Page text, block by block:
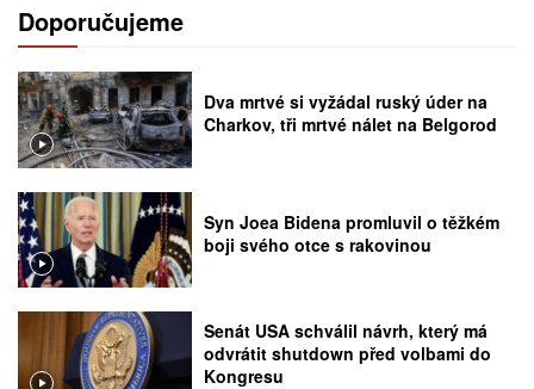
Doporučujeme
Dva mrtvé si vyžádal ruský úder na
Charkov, tři mrtvé nálet na Belgorod
Syn Joea Bidena promluvil o těžkém
boji svého otce s rakovinou
Senát USA schválil návrh, který má
odvrátit shutdown před volbami do
Kongresu